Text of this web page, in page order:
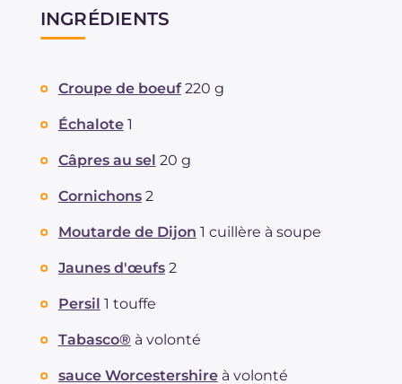
INGRÉDIENTS
Croupe de boeuf 220 g
Échalote 1
Câpres au sel 20 g
Cornichons 2
Moutarde de Dijon 1 cuillère à soupe
Jaunes d'œufs 2
Persil 1 touffe
Tabasco® à volonté
sauce Worcestershire à volonté